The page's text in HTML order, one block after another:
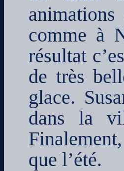
comme à
résultat
de très
glace.
dans la
que l’été.